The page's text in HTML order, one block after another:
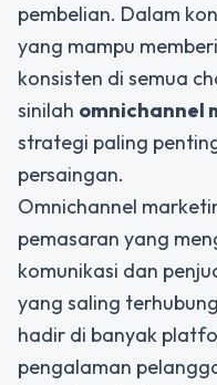
pembelian. Dalam
yang mampu
konsisten di semua
sinilah omnichannel
strategi paling
persaingan.
Omnichannel
pemasaran yang
komunikasi dan
yang saling
hadir di banyak
pengalaman